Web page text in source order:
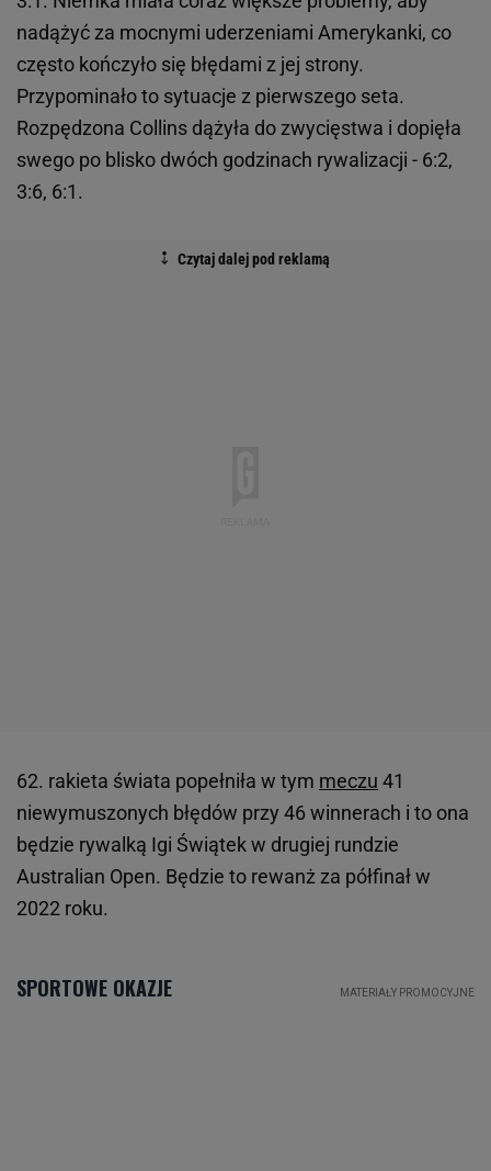
nadążyć za mocnymi uderzeniami Amerykanki, co
często kończyło się błędami z jej strony.
Przypominało to sytuacje z pierwszego seta.
Rozpędzona Collins dążyła do zwycięstwa i dopięła
swego po blisko dwóch godzinach rywalizacji - 6:2,
3:6, 6:1.
62. rakieta świata popełniła w tym meczu 41
niewymuszonych błędów przy 46 winnerach i to ona
będzie rywalką Igi Świątek w drugiej rundzie
Australian Open. Będzie to rewanż za półfinał w
2022 roku.